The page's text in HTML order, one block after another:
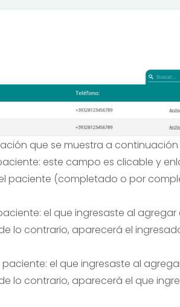
que se muestra a continuación
este campo es clicable y
paciente (completado o por
el que ingresaste al
lo contrario, aparecerá el
el que ingresaste al
lo contrario, aparecerá el que